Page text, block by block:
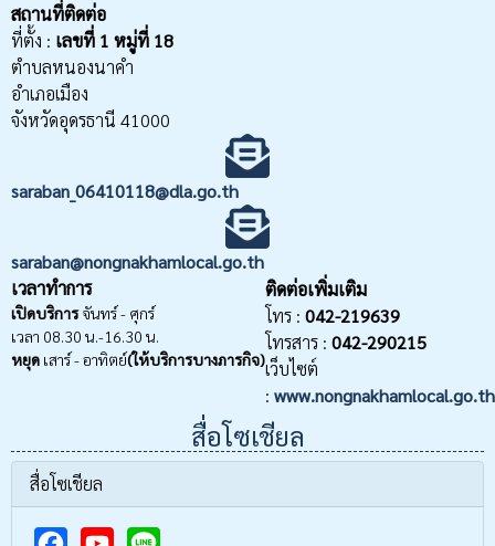
สถานที่ติดต่อ
ที่ตั้ง : เลขที่ 1 หมู่ที่ 18
ตำบลหนองนาคำ
อำเภอเมือง
จังหวัดอุดรธานี 41000
saraban_06410118@dla.go.th
saraban@nongnakhamlocal.go.th
เวลาทำการ
เปิดบริการจันทร์ - ศุกร์
เวลา 08.30 น.-16.30 น.
หยุด เสาร์ - อาทิตย์(ให้บริการบางภารกิจ)
ติดต่อเพิ่มเติม
โทร : 042-219639
โทรสาร : 042-290215
เว็บไซต์
: www.nongnakhamlocal.go.th
สื่อโซเชียล
สื่อโซเชียล